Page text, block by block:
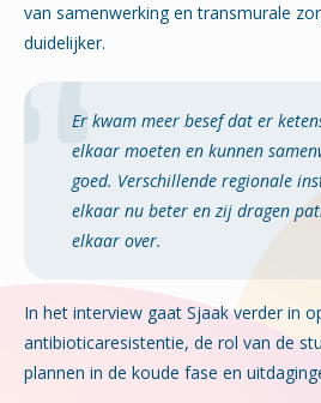
van samenwerking en transmurale
duidelijker.
Er kwam meer besef dat er
elkaar moeten en kunnen
goed. Verschillende regionale
elkaar nu beter en zij dragen
elkaar over.
In het interview gaat Sjaak verder in
antibioticaresistentie, de rol van de
plannen in de koude fase en